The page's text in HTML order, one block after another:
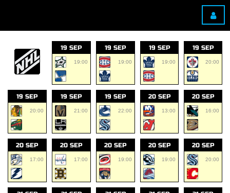
19 SEP
19:00
19 SEP
19:00
19 SEP
19:00
19 SEP
20:00
19 SEP
20:00
19 SEP
21:00
19 SEP
22:00
20 SEP
13:00
20 SEP
16:00
20 SEP
17:00
20 SEP
17:00
20 SEP
19:00
20 SEP
19:00
20 SEP
20:00